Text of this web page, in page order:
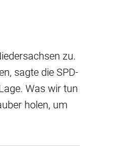
zu.
sagte die SPD-
Was wir tun
holen, um